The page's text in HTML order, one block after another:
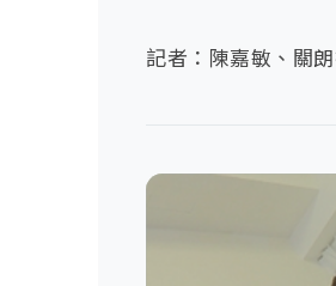
記者：陳嘉敏、關